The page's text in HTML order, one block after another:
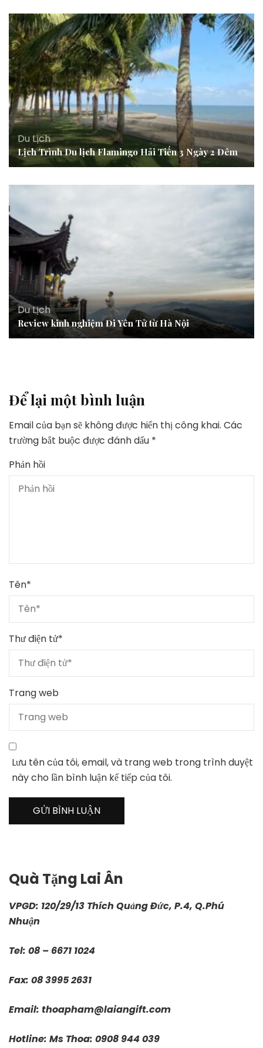
Du Lịch
Lịch Trình Du lịch Flamingo Hải Tiến 3 Ngày 2 Đêm
Du Lịch
Review kinh nghiệm Đi Yên Tử từ Hà Nội
Để lại một bình luận
Email của bạn sẽ không được hiển thị công khai. Các
trường bắt buộc được đánh dấu *
Phản hồi
Tên*
Thư điện tử*
Trang web
Lưu tên của tôi, email, và trang web trong trình duyệt
này cho lần bình luận kế tiếp của tôi.
Quà Tặng Lai Ân
VPGD: 120/29/13 Thích Quảng Đức, P.4, Q.Phú
Nhuận
Tel: 08 – 6671 1024
Fax: 08 3995 2631
Email: thoapham@laiangift.com
Hotline: Ms Thoa: 0908 944 039